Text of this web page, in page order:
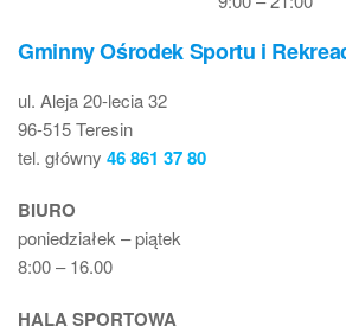
Gminny Ośrodek Sportu i
ul. Aleja 20-lecia 32
96-515 Teresin
tel. główny 46 861 37 80
BIURO
poniedziałek – piątek
8:00 – 16.00
HALA SPORTOWA